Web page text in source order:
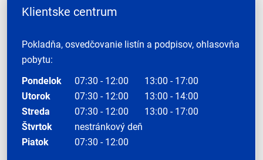
Klientske centrum
Pokladňa, osvedčovanie listín a podpisov, ohlasovňa
pobytu:
Pondelok
07:30 - 12:00
13:00 - 17:00
Utorok
07:30 - 12:00
13:00 - 14:00
Streda
07:30 - 12:00
13:00 - 17:00
Štvrtok
nestránkový deň
Piatok
07:30 - 12:00